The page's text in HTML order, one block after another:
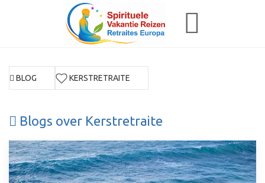
BLOG KERSTRETRAITE
Blogs over Kerstretraite